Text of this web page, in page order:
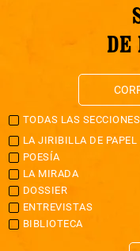
TODAS LAS SECCIONES
LA JIRIBILLA DE PAPEL
POESÍA
LA MIRADA
DOSSIER
ENTREVISTAS
BIBLIOTECA